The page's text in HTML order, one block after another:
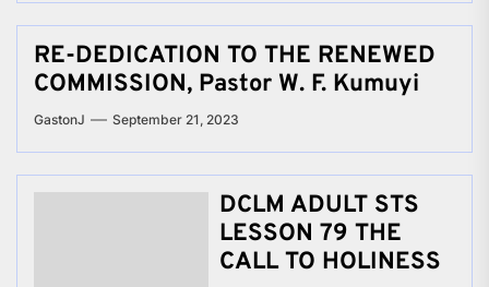
RE-DEDICATION TO THE RENEWED
COMMISSION, Pastor W. F. Kumuyi
GastonJ September 21, 2023
DCLM ADULT STS
LESSON 79 THE
CALL TO HOLINESS